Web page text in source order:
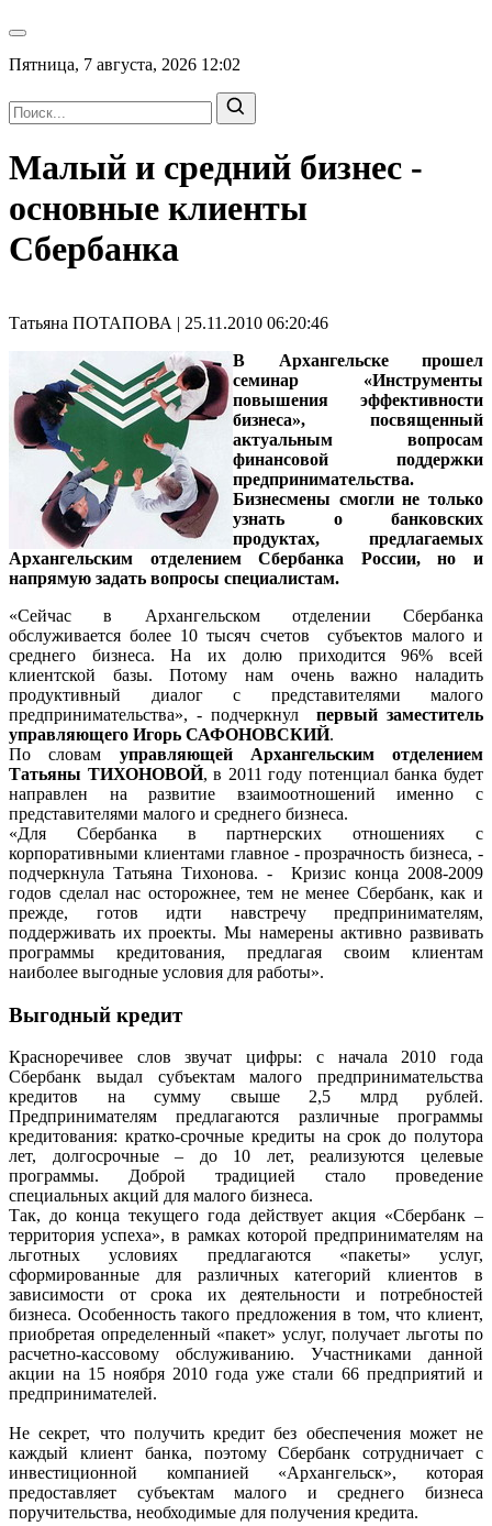
Пятница, 7 августа, 2026 12:02
Малый и средний бизнес -
основные клиенты
Сбербанка
Татьяна ПОТАПОВА | 25.11.2010 06:20:46
В Архангельске прошел
семинар «Инструменты
повышения эффективности
бизнеса», посвященный
актуальным вопросам
финансовой поддержки
предпринимательства.
Бизнесмены смогли не только
узнать о банковских
продуктах, предлагаемых
Архангельским отделением Сбербанка России, но и
напрямую задать вопросы специалистам.
«Сейчас в Архангельском отделении Сбербанка
обслуживается более 10 тысяч счетов субъектов малого и
среднего бизнеса. На их долю приходится 96% всей
клиентской базы. Потому нам очень важно наладить
продуктивный диалог с представителями малого
предпринимательства», - подчеркнул первый заместитель
управляющего Игорь САФОНОВСКИЙ.
По словам управляющей Архангельским отделением
Татьяны ТИХОНОВОЙ, в 2011 году потенциал банка будет
направлен на развитие взаимоотношений именно с
представителями малого и среднего бизнеса.
«Для Сбербанка в партнерских отношениях с
корпоративными клиентами главное - прозрачность бизнеса, -
подчеркнула Татьяна Тихонова. - Кризис конца 2008-2009
годов сделал нас осторожнее, тем не менее Сбербанк, как и
прежде, готов идти навстречу предпринимателям,
поддерживать их проекты. Мы намерены активно развивать
программы кредитования, предлагая своим клиентам
наиболее выгодные условия для работы».
Выгодный кредит
Красноречивее слов звучат цифры: с начала 2010 года
Сбербанк выдал субъектам малого предпринимательства
кредитов на сумму свыше 2,5 млрд рублей.
Предпринимателям предлагаются различные программы
кредитования: кратко-срочные кредиты на срок до полутора
лет, долгосрочные – до 10 лет, реализуются целевые
программы. Доброй традицией стало проведение
специальных акций для малого бизнеса.
Так, до конца текущего года действует акция «Сбербанк –
территория успеха», в рамках которой предпринимателям на
льготных условиях предлагаются «пакеты» услуг,
сформированные для различных категорий клиентов в
зависимости от срока их деятельности и потребностей
бизнеса. Особенность такого предложения в том, что клиент,
приобретая определенный «пакет» услуг, получает льготы по
расчетно-кассовому обслуживанию. Участниками данной
акции на 15 ноября 2010 года уже стали 66 предприятий и
предпринимателей.
Не секрет, что получить кредит без обеспечения может не
каждый клиент банка, поэтому Сбербанк сотрудничает с
инвестиционной компанией «Архангельск», которая
предоставляет субъектам малого и среднего бизнеса
поручительства, необходимые для получения кредита.